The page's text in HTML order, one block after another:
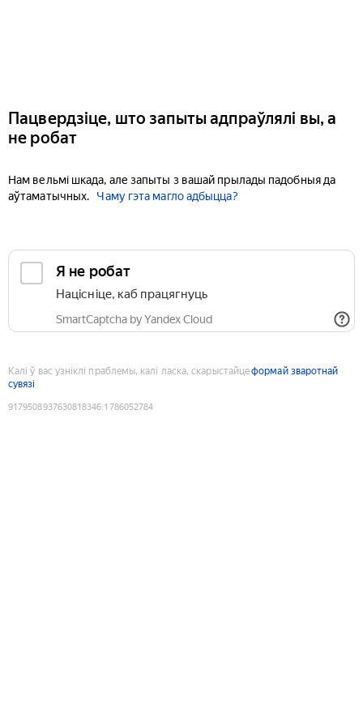
Пацвердзіце, што запыты адпраўлялі вы, а
не робат
Нам вельмі шкада, але запыты з вашай прылады падобныя да
аўтаматычных.
Чаму гэта магло адбыцца?
Я не робат
Націсніце, каб працягнуць
SmartCaptcha by Yandex Cloud
Калі ў вас узніклі праблемы, калі ласка, скарыстайцеформай зваротнай
сувязі
9179508937630818346:1786052784